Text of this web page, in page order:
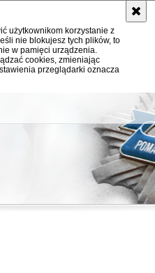
użytkownikom korzystanie z
nie blokujesz tych plików, to
w pamięci urządzenia.
cookies, zmieniając
przeglądarki oznacza